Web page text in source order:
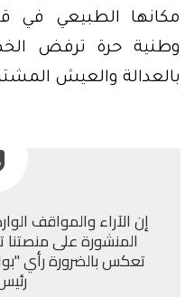
مكانها الطبيعي في
وطنية حرة ترفض
بالعدالة والعيش
إن الآراء والمواقف
المنشورة على منصتنا
تعكس بالضرورة رأي